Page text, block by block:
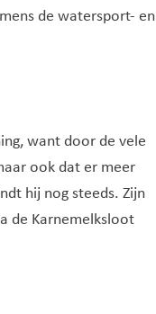
de watersport- en
want door de vele
ook dat er meer
hij nog steeds. Zijn
de Karnemelksloot